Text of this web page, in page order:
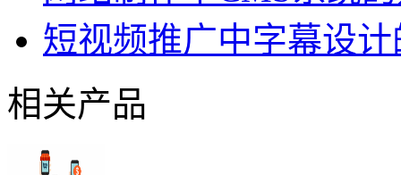
短视频推广中字幕设
相关产品